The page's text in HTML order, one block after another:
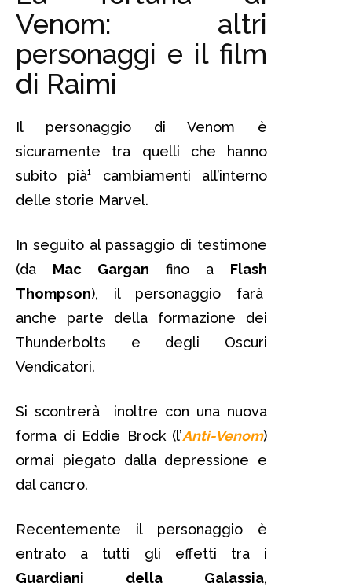
Venom: altri
personaggi e il film
di Raimi
Il personaggio di Venom è
sicuramente tra quelli che hanno
subito pià¹ cambiamenti all’interno
delle storie Marvel.
In seguito al passaggio di testimone
(da Mac Gargan fino a Flash
Thompson), il personaggio farà
anche parte della formazione dei
Thunderbolts e degli Oscuri
Vendicatori.
Si scontrerà inoltre con una nuova
forma di Eddie Brock (l’Anti-Venom)
ormai piegato dalla depressione e
dal cancro.
Recentemente il personaggio è
entrato a tutti gli effetti tra i
Guardiani della Galassia,